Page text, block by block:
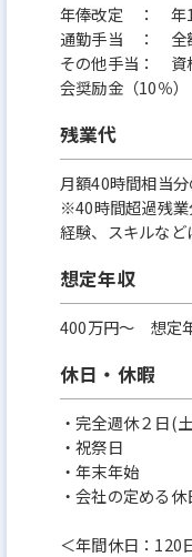
年俸改定 ： 年1
通勤手当 ： 全
その他手当： 資
会奨励金（10％）
残業代
⽉額40時間相当
※40時間超過残
経験、スキルなど
想定年収
400万円〜 想定
休日・休暇
・完全週休２日(
・祝祭日
・年末年始
・会社の定める休
＜年間休日：120